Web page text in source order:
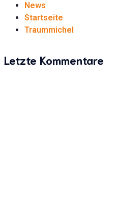
News
Startseite
Traummichel
Letzte Kommentare